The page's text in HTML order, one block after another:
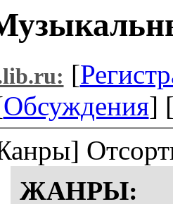
[
Обсуждения]
ЖАНРЫ: